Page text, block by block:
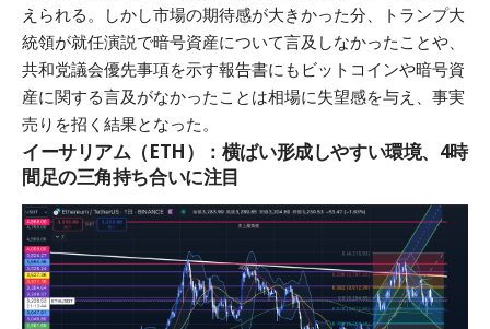
えられる。しかし市場の期待感が大きかった分、トランプ大
統領が就任演説で暗号資産について言及しなかったことや、
共和党議会優先事項を示す報告書にもビットコインや暗号資
産に関する言及がなかったことは相場に失望感を与え、事実
売りを招く結果となった。
イーサリアム（ETH）：横ばい形成しやすい環境、4時
間足の三角持ち合いに注目